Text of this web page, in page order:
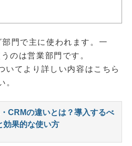
門で主に使われます。一
のは営業部門です。
いてより詳しい内容はこちら
。
CRMの違いとは？導入するべ
効果的な使い方